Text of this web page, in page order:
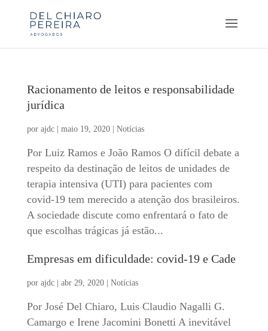
Racionamento de leitos e responsabilidade
jurídica
por ajdc| maio 19, 2020| Notícias
Por Luiz Ramos e João Ramos O difícil debate a
respeito da destinação de leitos de unidades de
terapia intensiva (UTI) para pacientes com
covid-19 tem merecido a atenção dos brasileiros.
A sociedade discute como enfrentará o fato de
que escolhas trágicas já estão...
Empresas em dificuldade: covid-19 e Cade
por ajdc| abr 29, 2020| Notícias
Por José Del Chiaro, Luis Claudio Nagalli G.
Camargo e Irene Jacomini Bonetti A inevitável